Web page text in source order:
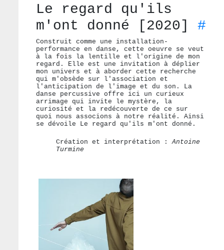
Le regard qu'ils
m'ont donné [2020]#
Construit comme une installation-
performance en danse, cette oeuvre se veut
à la fois la lentille et l'origine de mon
regard. Elle est une invitation à déplier
mon univers et à aborder cette recherche
qui m'obsède sur l'association et
l'anticipation de l'image et du son. La
danse percussive offre ici un curieux
arrimage qui invite le mystère, la
curiosité et la redécouverte de ce sur
quoi nous associons à notre réalité. Ainsi
se dévoile Le regard qu'ils m'ont donné.
Création et interprétation :Antoine
Turmine